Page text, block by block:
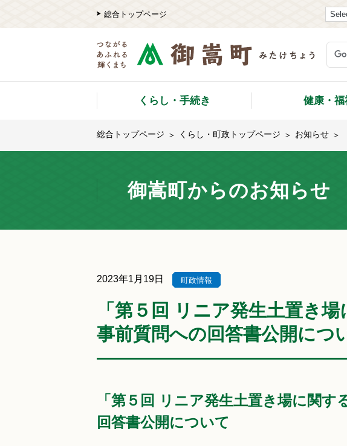
総合トップページ
くらし・手続き 健康・福
総合トップページ くらし・町政トップページ お知らせ
御嵩町からのお知らせ
2023年1月19日 町政情報
「第５回 リニア発生土置き
事前質問への回答書公開につ
「第５回 リニア発生土置き場に関
回答書公開について